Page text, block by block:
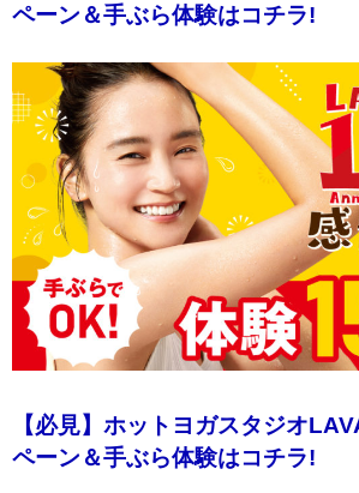
ペーン＆手ぶら体験はコチラ!
【必見】ホットヨガスタジオ
ペーン＆手ぶら体験はコチラ!